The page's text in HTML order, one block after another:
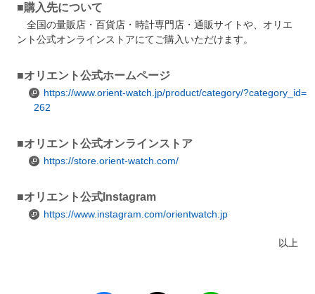
■購入先について
全国の量販店・百貨店・時計専門店・通販サイトや、オリエ
ント公式オンラインストアにてご購入いただけます。
■オリエント公式ホームページ
https://www.orient-watch.jp/product/category/?category_id=
262
■オリエント公式オンラインストア
https://store.orient-watch.com/
■オリエント公式Instagram
https://www.instagram.com/orientwatch.jp
以上